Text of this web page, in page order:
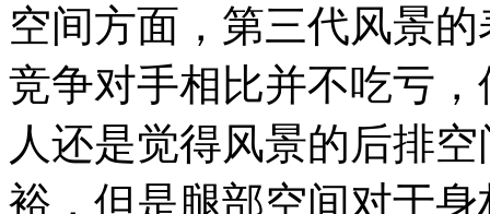
空间方面，第三代风景
竞争对手相比并不吃亏
人还是觉得风景的后排
裕，但是腿部空间对于